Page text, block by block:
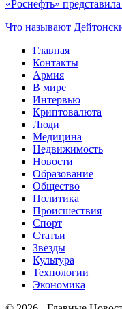
«Роснефть»
Что называют
Главная
Контакты
Армия
В мире
Интервью
Криптовалюта
Люди
Медицина
Недвижимость
Новости
Образование
Общество
Политика
Происшествия
Спорт
Статьи
Звезды
Культура
Технологии
Экономика